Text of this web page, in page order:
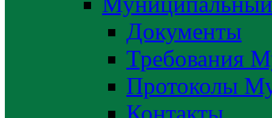
Документы
Требования
Протоколы
Контакты